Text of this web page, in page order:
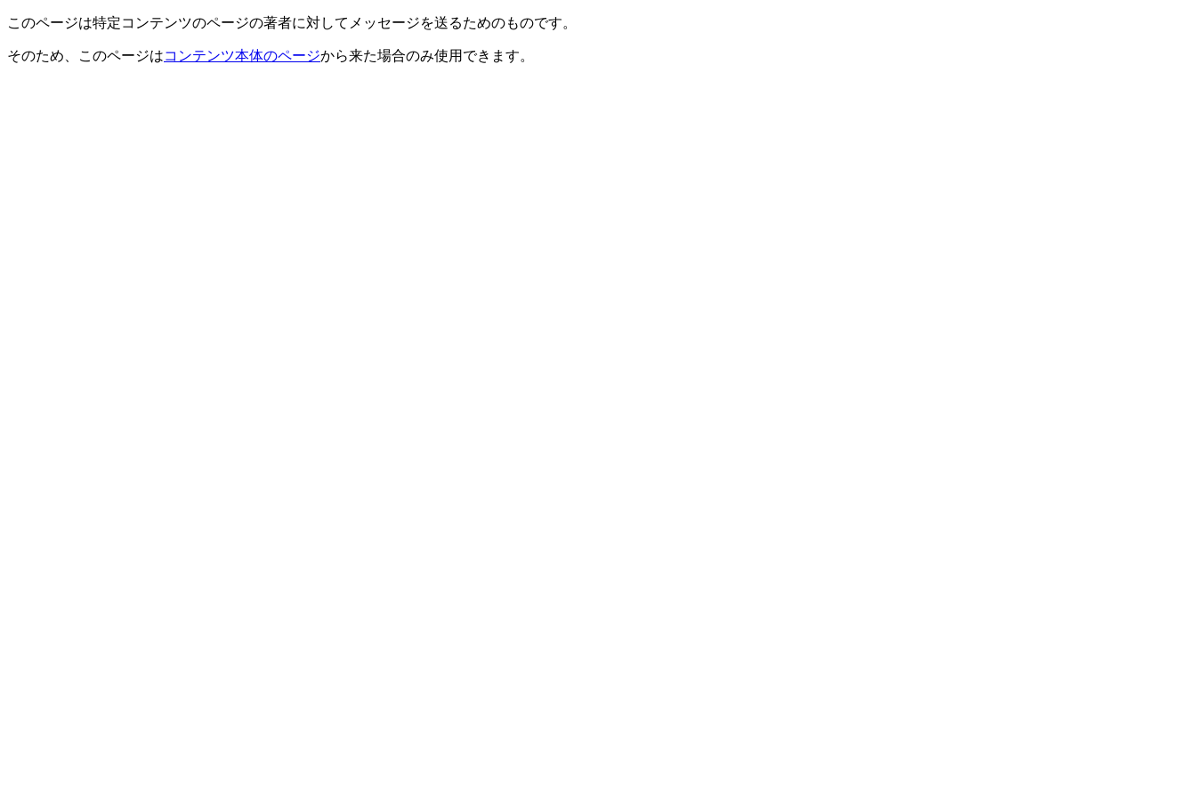
このページは特定コンテンツのページの著者に対してメッセージを送るためのものです。
そのため、このページはコンテンツ本体のページから来た場合のみ使用できます。